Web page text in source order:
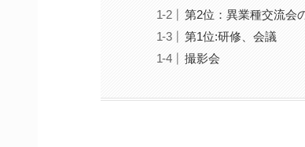
第2位：異業種交流会
第1位:研修、会議
撮影会